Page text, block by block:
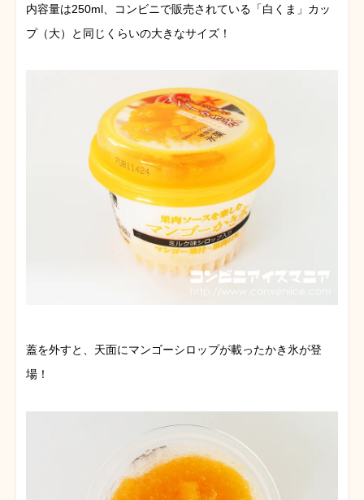
内容量は250ml、コンビニで販売されている「白くま」カッ
プ（大）と同じくらいの大きなサイズ！
蓋を外すと、天面にマンゴーシロップが載ったかき氷が登
場！